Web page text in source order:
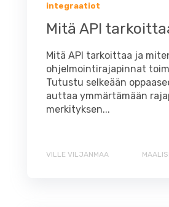
integraatiot
Mitä API
Mitä API tarkoittaa ja
ohjelmointirajapinnat
Tutustu selkeään
auttaa ymmärtämään
merkityksen...
VILLE VILJANMAA